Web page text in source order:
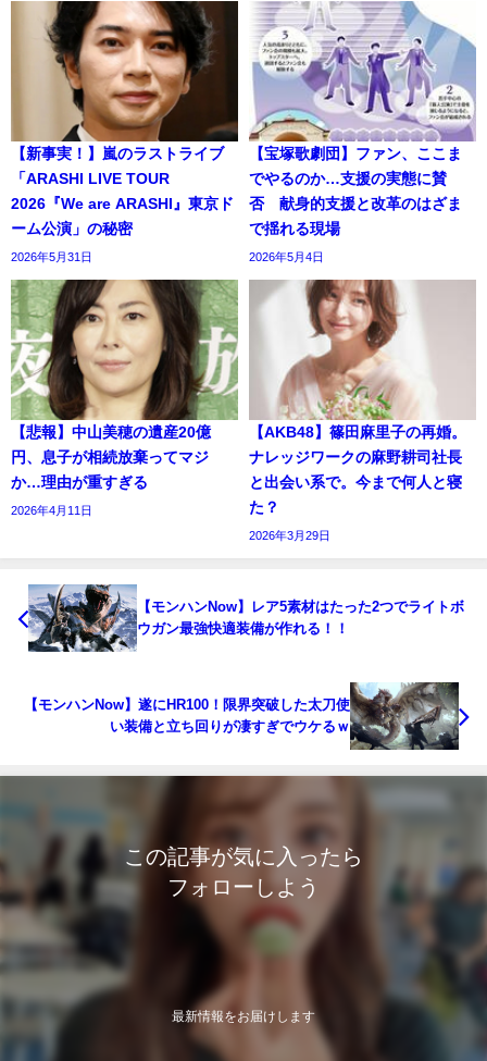
【新事実！】嵐のラストライブ
「ARASHI LIVE TOUR
2026『We are ARASHI』東京ド
ーム公演」の秘密
2026年5月31日
【宝塚歌劇団】ファン、ここま
でやるのか…支援の実態に賛
否 献身的支援と改革のはざま
で揺れる現場
2026年5月4日
【悲報】中山美穂の遺産20億
円、息子が相続放棄ってマジ
か…理由が重すぎる
2026年4月11日
【AKB48】篠田麻里子の再婚。
ナレッジワークの麻野耕司社長
と出会い系で。今まで何人と寝
た？
2026年3月29日
【モンハンNow】レア5素材はたった2つでライトボ
ウガン最強快適装備が作れる！！
【モンハンNow】遂にHR100！限界突破した太刀使
い装備と立ち回りが凄すぎでウケるｗ
この記事が気に入ったら
フォローしよう
最新情報をお届けします